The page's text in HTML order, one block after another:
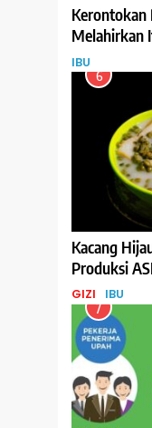
Kerontokan
Melahirkan
IBU
6
Kacang
Produksi
GIZI IBU
7